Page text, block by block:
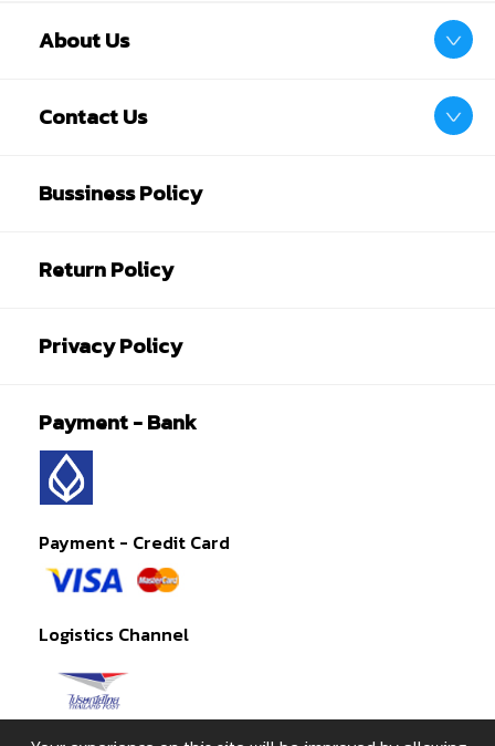
About Us
Contact Us
Bussiness Policy
Return Policy
Privacy Policy
Payment - Bank
Payment - Credit Card
Logistics Channel